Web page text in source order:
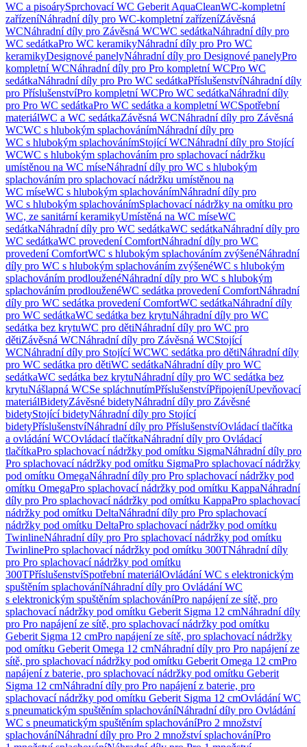
WC a pisoárySprchovací WC Geberit AquaCleanWC-kompletní
zařízeníNáhradní díly pro WC-kompletní zařízeníZávěsná
WCNáhradní díly pro Závěsná WCWC sedátkaNáhradní díly pro
WC sedátkaPro WC keramikyNáhradní díly pro Pro WC
keramikyDesignové panelyNáhradní díly pro Designové panelyPro
kompletní WCNáhradní díly pro Pro kompletní WCPro WC
sedátkaNáhradní díly pro Pro WC sedátkaPříslušenstvíNáhradní díly
pro PříslušenstvíPro kompletní WCPro WC sedátkaNáhradní díly
pro Pro WC sedátkaPro WC sedátka a kompletní WCSpotřební
materiálWC a WC sedátkaZávěsná WCNáhradní díly pro Závěsná
WCWC s hlubokým splachovánímNáhradní díly pro
WC s hlubokým splachovánímStojící WCNáhradní díly pro Stojící
WCWC s hlubokým splachováním pro splachovací nádržku
umístěnou na WC míseNáhradní díly pro WC s hlubokým
splachováním pro splachovací nádržku umístěnou na
WC míseWC s hlubokým splachovánímNáhradní díly pro
WC s hlubokým splachovánímSplachovací nádržky na omítku pro
WC, ze sanitární keramikyUmístěná na WC míseWC
sedátkaNáhradní díly pro WC sedátkaWC sedátkaNáhradní díly pro
WC sedátkaWC provedení ComfortNáhradní díly pro WC
provedení ComfortWC s hlubokým splachováním zvýšenéNáhradní
díly pro WC s hlubokým splachováním zvýšenéWC s hlubokým
splachováním prodlouženéNáhradní díly pro WC s hlubokým
splachováním prodlouženéWC sedátka provedení ComfortNáhradní
díly pro WC sedátka provedení ComfortWC sedátkaNáhradní díly
pro WC sedátkaWC sedátka bez krytuNáhradní díly pro WC
sedátka bez krytuWC pro dětiNáhradní díly pro WC pro
dětiZávěsná WCNáhradní díly pro Závěsná WCStojící
WCNáhradní díly pro Stojící WCWC sedátka pro dětiNáhradní díly
pro WC sedátka pro dětiWC sedátkaNáhradní díly pro WC
sedátkaWC sedátka bez krytuNáhradní díly pro WC sedátka bez
krytuNášlapná WCSe spláchnutímPříslušenstvíPřipojeníUpevňovací
materiálBidetyZávěsné bidetyNáhradní díly pro Závěsné
bidetyStojící bidetyNáhradní díly pro Stojící
bidetyPříslušenstvíNáhradní díly pro PříslušenstvíOvládací tlačítka
a ovládání WCOvládací tlačítkaNáhradní díly pro Ovládací
tlačítkaPro splachovací nádržky pod omítku SigmaNáhradní díly pro
Pro splachovací nádržky pod omítku SigmaPro splachovací nádržky
pod omítku OmegaNáhradní díly pro Pro splachovací nádržky pod
omítku OmegaPro splachovací nádržky pod omítku KappaNáhradní
díly pro Pro splachovací nádržky pod omítku KappaPro splachovací
nádržky pod omítku DeltaNáhradní díly pro Pro splachovací
nádržky pod omítku DeltaPro splachovací nádržky pod omítku
TwinlineNáhradní díly pro Pro splachovací nádržky pod omítku
TwinlinePro splachovací nádržky pod omítku 300TNáhradní díly
pro Pro splachovací nádržky pod omítku
300TPříslušenstvíSpotřební materiálOvládání WC s elektronickým
spuštěním splachováníNáhradní díly pro Ovládání WC
s elektronickým spuštěním splachováníPro napájení ze sítě, pro
splachovací nádržky pod omítku Geberit Sigma 12 cmNáhradní díly
pro Pro napájení ze sítě, pro splachovací nádržky pod omítku
Geberit Sigma 12 cmPro napájení ze sítě, pro splachovací nádržky
pod omítku Geberit Omega 12 cmNáhradní díly pro Pro napájení ze
sítě, pro splachovací nádržky pod omítku Geberit Omega 12 cmPro
napájení z baterie, pro splachovací nádržky pod omítku Geberit
Sigma 12 cmNáhradní díly pro Pro napájení z baterie, pro
splachovací nádržky pod omítku Geberit Sigma 12 cmOvládání WC
s pneumatickým spuštěním splachováníNáhradní díly pro Ovládání
WC s pneumatickým spuštěním splachováníPro 2 množství
splachováníNáhradní díly pro Pro 2 množství splachováníPro